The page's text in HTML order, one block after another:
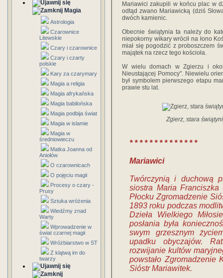
Magia
Astrologia
Czarownice
Litewskie
Czary i czarownice
Czary i czarty
polskie
Kary za czarymary
Magia a religia
Magia afrykańska
Magia babilońska
Magia podbija świat
Magia w islamie
Magia w
średniowieczu
Matka Joanna od
Aniołów
O czarownicach
O pojęciu magii
Procesy o czary -
Prusy
Sztuka wróżenia
Wiedźmy znad
Warty
Wprowadzenie w
świat czarnej magii
Wróżbiarstwo w ST
Z klątwą im do
twarzy
Mariawici zakupili w końcu plac w
odtąd zwano Mariawicką (dziś
dwóch kamienic.
Obecnie świątynia ta należy do
niepokorny wikary wrócił na łono
miał się pogodzić z proboszczem
majątek na rzecz tego kościoła.
W wielu domach w Zgierzu i
Nieustającej Pomocy". Niewielu
był symbolem pierwszego etapu
prawie stu lat.
Zgierz, stara
* * * * * * * * * * * * * *
Mariawici
Twórczynią i duchową
siostra Maria Franciszka
Płocku Zgromadzenie
1893 roku podczas
Dzieła Wielkiego
posłania była
swym grzesznym
upadku obyczajów.
rozwijanie kultów
powstało Zgromadzenie
Sióstr Mariawitek.